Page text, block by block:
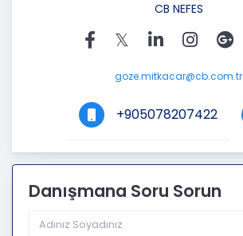
CB NEFES
goze.mitkacar@cb.com.tr
+905078207422
Danışmana Soru Sorun